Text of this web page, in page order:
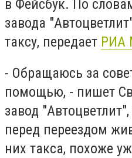
в Фейсбук. По
завода
таксу, передает РИА
- Обращаюсь за
помощью, - пишет
завод
перед переездом
них такса, похоже